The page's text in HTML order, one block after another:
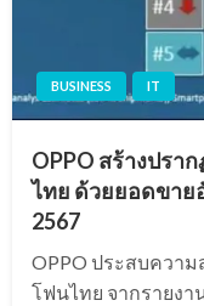
BUSINESS IT
OPPO สร้างปร
ไทย ด้วยยอดขาย
2567
OPPO ประสบควา
โฟนไทย จากรายงา